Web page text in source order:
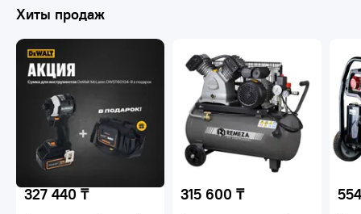
Хиты продаж
327 440 ₸ 315 600 ₸